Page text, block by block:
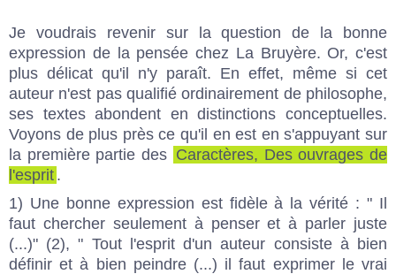
Je voudrais revenir sur la question de la bonne
expression de la pensée chez La Bruyère. Or, c'est
plus délicat qu'il n'y paraît. En effet, même si cet
auteur n'est pas qualifié ordinairement de philosophe,
ses textes abondent en distinctions conceptuelles.
Voyons de plus près ce qu'il en est en s'appuyant sur
la première partie des Caractères, Des ouvrages de
l'esprit .
1) Une bonne expression est fidèle à la vérité : " Il
faut chercher seulement à penser et à parler juste
(...)" (2), " Tout l'esprit d'un auteur consiste à bien
définir et à bien peindre (...) il faut exprimer le vrai